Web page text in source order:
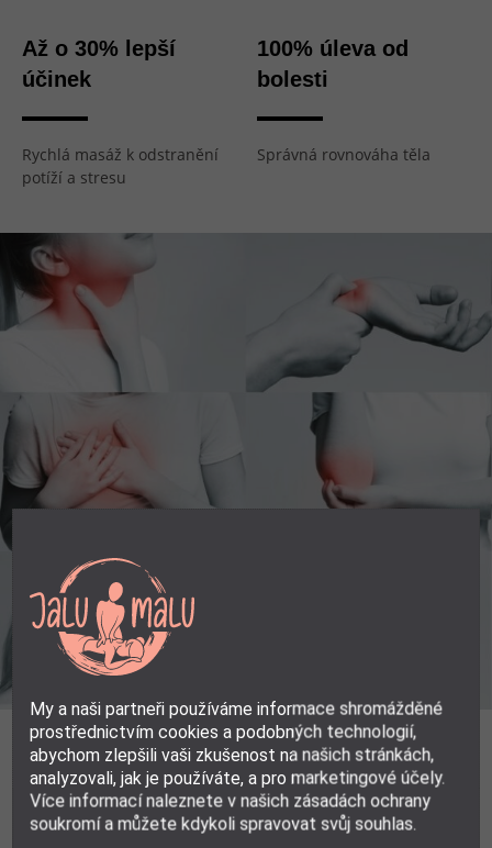
Až o 30% lepší
účinek
Rychlá masáž k odstranění
potíží a stresu
100% úleva od
bolesti
Správná rovnováha těla
… uvolní napětí
Zažijete naprosto uvolňující pocit prostřednictvím
My a naši partneři používáme informace shromážděné
prostřednictvím cookies a podobných technologií,
abychom zlepšili vaši zkušenost na našich stránkách,
analyzovali, jak je používáte, a pro marketingové účely.
Více informací naleznete v našich zásadách ochrany
soukromí a můžete kdykoli spravovat svůj souhlas.